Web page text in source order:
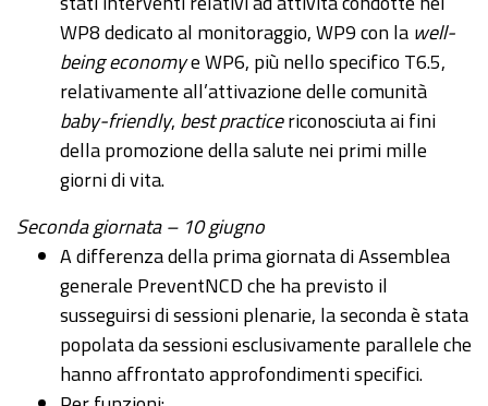
WP8 dedicato al monitoraggio, WP9 con la well-
being economye WP6, più nello specifico T6.5,
relativamente all’attivazione delle comunità
baby-friendly, best practicericonosciuta ai fini
della promozione della salute nei primi mille
giorni di vita.
Seconda giornata – 10 giugno
A differenza della prima giornata di Assemblea
generale PreventNCD che ha previsto il
susseguirsi di sessioni plenarie, la seconda è stata
popolata da sessioni esclusivamente parallele che
hanno affrontato approfondimenti specifici.